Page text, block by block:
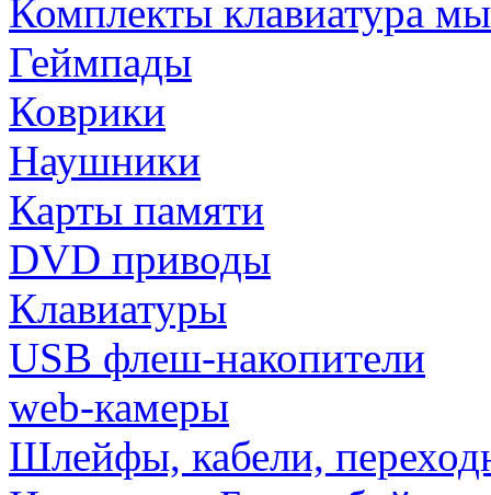
Комплекты клавиатура
Геймпады
Коврики
Наушники
Карты памяти
DVD приводы
Клавиатуры
USB флеш-накопители
web-камеры
Шлейфы, кабели,